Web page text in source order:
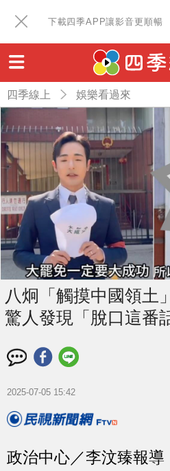
下載四季APP讓影音更順暢
四季線上 娛樂看過來
八炯「觸摸中國領土
驚人發現「脫口這番
2025-07-05 15:42
政治中心／李汶臻報導